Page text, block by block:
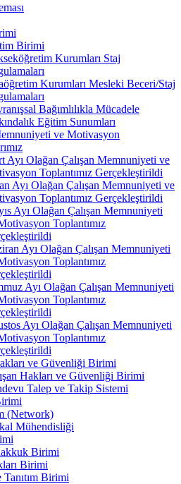
Birimi
Kurumları Staj
Kurumları Mesleki Beceri/Staj
Bağımlılıkla Mücadele
Eğitim Sunumları
ve Motivasyon
Ayı Olağan Çalışan Memnuniyeti ve
Toplantımız Gerçekleştirildi
Ayı Olağan Çalışan Memnuniyeti ve
Toplantımız Gerçekleştirildi
Ayı Olağan Çalışan Memnuniyeti
Toplantımız
Ayı Olağan Çalışan Memnuniyeti
Toplantımız
Ayı Olağan Çalışan Memnuniyeti
Toplantımız
Ayı Olağan Çalışan Memnuniyeti
Toplantımız
ve Güvenliği Birimi
Hakları ve Güvenliği Birimi
Talep ve Takip Sistemi
(Network)
Mühendisliği
Birimi
Birimi
Birimi